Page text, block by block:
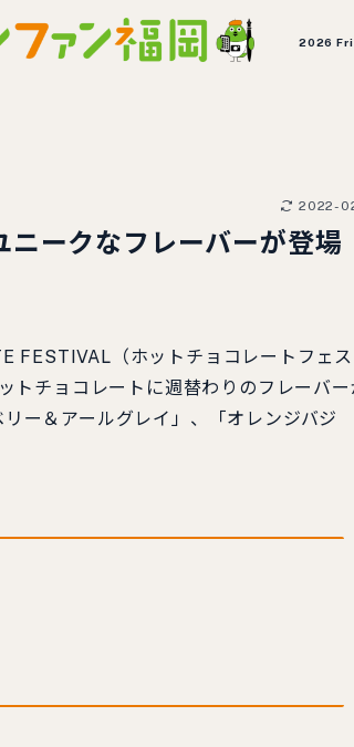
2026
2022-
ークなフレーバーが登場
FESTIVAL（ホットチョコレートフェ
トチョコレートに週替わりのフレーバ
ー＆アールグレイ」、「オレンジバジ